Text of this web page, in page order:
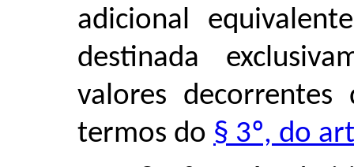
adicional
destinada
valores
termos do § 3º, do